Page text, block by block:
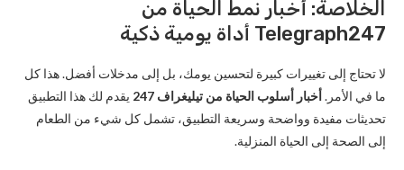
الخلاصة: أخبار نمط الحياة من
Telegraph247 أداة يومية ذكية
لا تحتاج إلى تغييرات كبيرة لتحسين يومك، بل إلى مدخلات أفضل. هذا كل
ما في الأمر.أخبار أسلوب الحياة من تيليغراف 247
يقدم لك هذا التطبيق
تحديثات مفيدة وواضحة وسريعة التطبيق، تشمل كل شيء من الطعام
إلى الصحة إلى الحياة المنزلية.